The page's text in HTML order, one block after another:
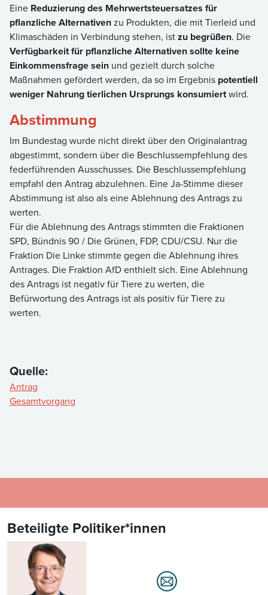
Eine Reduzierung des Mehrwertsteuersatzes für
pflanzliche Alternativenzu Produkten, die mit Tierleid und
Klimaschäden in Verbindung stehen, istzu begrüßen. Die
Verfügbarkeit für pflanzliche Alternativen sollte keine
Einkommensfrage sein und gezielt durch solche
Maßnahmen gefördert werden, da so im Ergebnis potentiell
weniger Nahrung tierlichen Ursprungs konsumiertwird.
Abstimmung
Im Bundestag wurde nicht direkt über den Originalantrag
abgestimmt, sondern über die Beschlussempfehlung des
federführenden Ausschusses. Die Beschlussempfehlung
empfahl den Antrag abzulehnen. Eine Ja-Stimme dieser
Abstimmung ist also als eine Ablehnung des Antrags zu
werten.
Für die Ablehnung des Antrags stimmten die Fraktionen
SPD, Bündnis 90 / Die Grünen, FDP, CDU/CSU. Nur die
Fraktion Die Linke stimmte gegen die Ablehnung ihres
Antrages. Die Fraktion AfD enthielt sich. Eine Ablehnung
des Antrags ist negativ für Tiere zu werten, die
Befürwortung des Antrags ist als positiv für Tiere zu
werten.
Quelle:
Antrag
Gesamtvorgang
Beteiligte Politiker*innen